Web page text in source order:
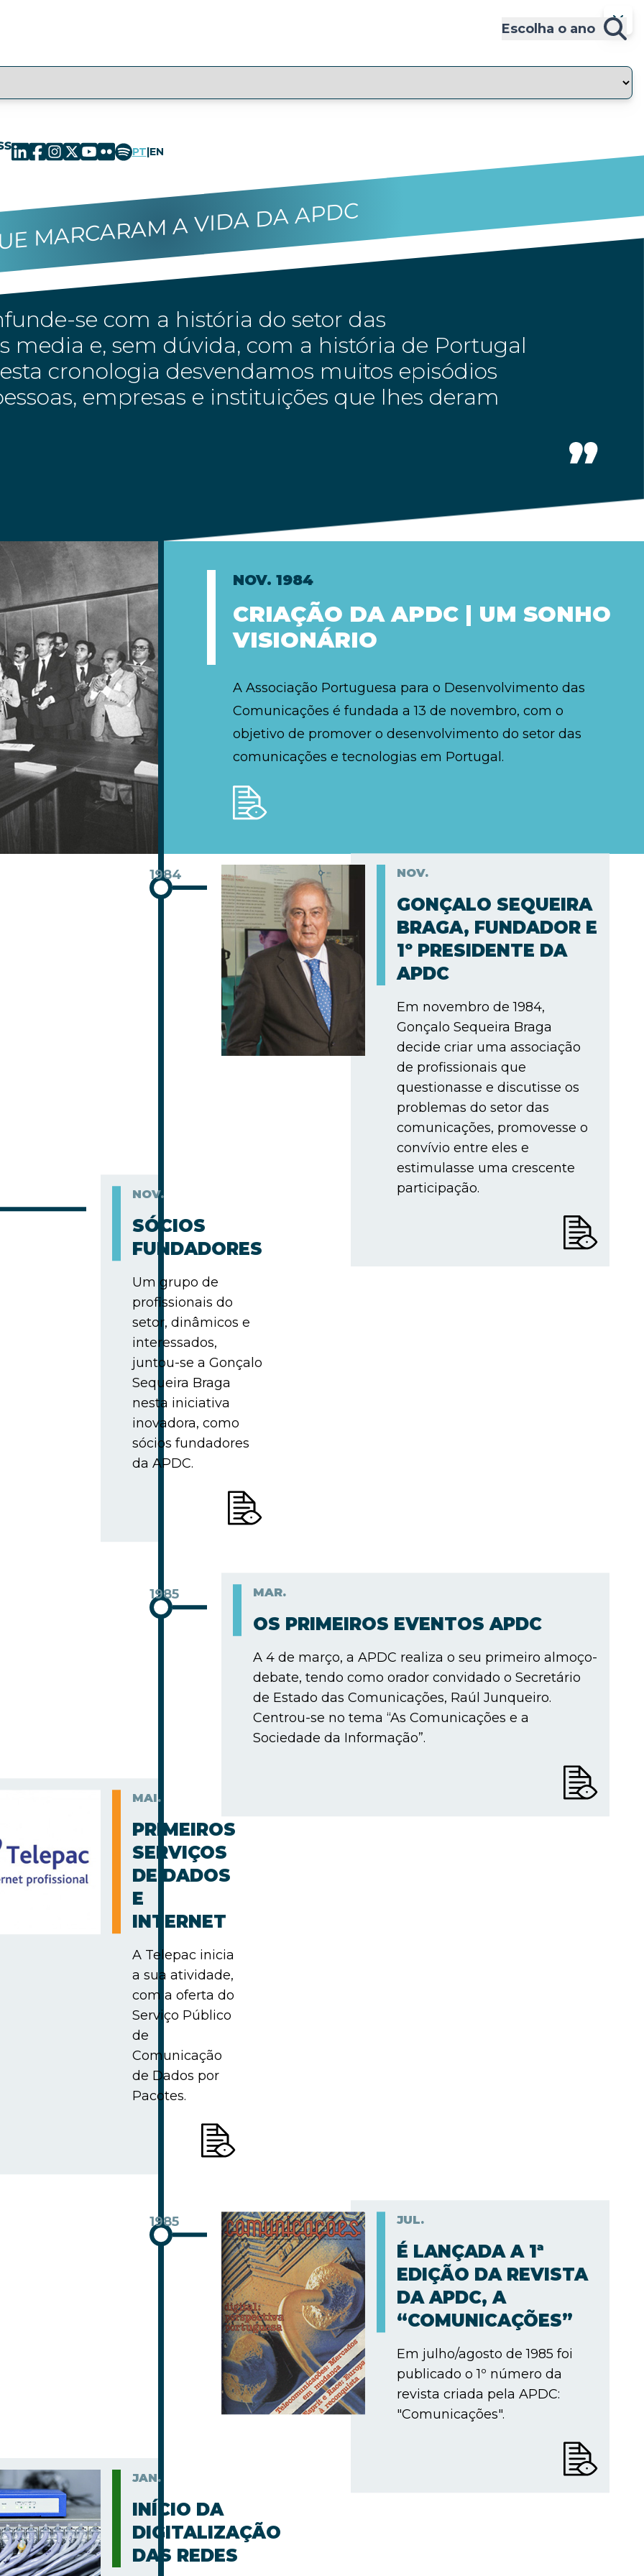
Escolha o ano
PT|EN
MARCARAM A VIDA DA APDC
se com a história do setor das
media e, sem dúvida, com a história de Portugal
cronologia desvendamos muitos episódios
empresas e instituições que lhes deram
NOV. 1984
CRIAÇÃO DA APDC | UM SONHO
VISIONÁRIO
A Associação Portuguesa para o Desenvolvimento das
Comunicações é fundada a 13 de novembro, com o
objetivo de promover o desenvolvimento do setor das
comunicações e tecnologias em Portugal.
1984 NOV.
GONÇALO SEQUEIRA
BRAGA, FUNDADOR E
1º PRESIDENTE DA
APDC
Em novembro de 1984,
Gonçalo Sequeira Braga
decide criar uma associação
de profissionais que
questionasse e discutisse os
problemas do setor das
comunicações, promovesse o
convívio entre eles e
estimulasse uma crescente
participação.
NOV.
SÓCIOS
FUNDADORES
Um grupo de
profissionais do
setor, dinâmicos e
interessados,
juntou-se a Gonçalo
Sequeira Braga
nesta iniciativa
inovadora, como
sócios fundadores
da APDC.
1985 MAR.
OS PRIMEIROS EVENTOS APDC
A 4 de março, a APDC realiza o seu primeiro almoço-
debate, tendo como orador convidado o Secretário
de Estado das Comunicações, Raúl Junqueiro.
Centrou-se no tema “As Comunicações e a
Sociedade da Informação”.
MAI.
PRIMEIROS
SERVIÇOS
DE DADOS
E
INTERNET
A Telepac inicia
a sua atividade,
com a oferta do
Serviço Público
de
Comunicação
de Dados por
Pacotes.
1985 JUL.
É LANÇADA A 1ª
EDIÇÃO DA REVISTA
DA APDC, A
“COMUNICAÇÕES”
Em julho/agosto de 1985 foi
publicado o 1º número da
revista criada pela APDC:
"Comunicações".
JAN.
INÍCIO DA
DIGITALIZAÇÃO
DAS REDES